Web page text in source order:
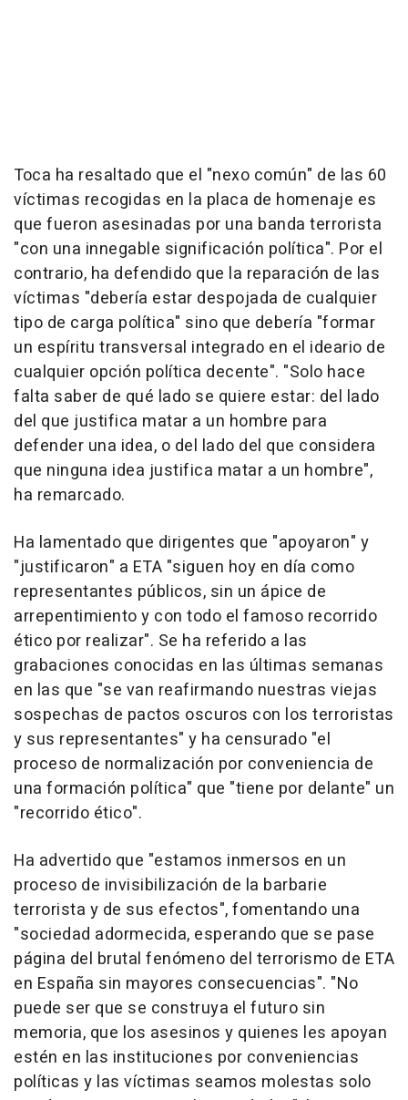
Toca ha resaltado que el "nexo común" de las 60
víctimas recogidas en la placa de homenaje es
que fueron asesinadas por una banda terrorista
"con una innegable significación política". Por el
contrario, ha defendido que la reparación de las
víctimas "debería estar despojada de cualquier
tipo de carga política" sino que debería "formar
un espíritu transversal integrado en el ideario de
cualquier opción política decente". "Solo hace
falta saber de qué lado se quiere estar: del lado
del que justifica matar a un hombre para
defender una idea, o del lado del que considera
que ninguna idea justifica matar a un hombre",
ha remarcado.
Ha lamentado que dirigentes que "apoyaron" y
"justificaron" a ETA "siguen hoy en día como
representantes públicos, sin un ápice de
arrepentimiento y con todo el famoso recorrido
ético por realizar". Se ha referido a las
grabaciones conocidas en las últimas semanas
en las que "se van reafirmando nuestras viejas
sospechas de pactos oscuros con los terroristas
y sus representantes" y ha censurado "el
proceso de normalización por conveniencia de
una formación política" que "tiene por delante" un
"recorrido ético".
Ha advertido que "estamos inmersos en un
proceso de invisibilización de la barbarie
terrorista y de sus efectos", fomentando una
"sociedad adormecida, esperando que se pase
página del brutal fenómeno del terrorismo de ETA
en España sin mayores consecuencias". "No
puede ser que se construya el futuro sin
memoria, que los asesinos y quienes les apoyan
estén en las instituciones por conveniencias
políticas y las víctimas seamos molestas solo